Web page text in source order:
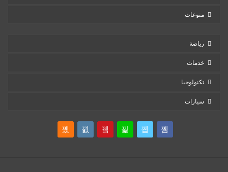
منوعات
رياضة
خدمات
تكنولوجيا
سيارات